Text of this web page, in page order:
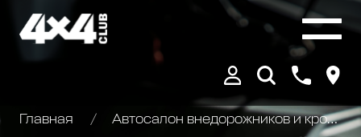
Главная
Автосалон внедорожников и кроссоверов